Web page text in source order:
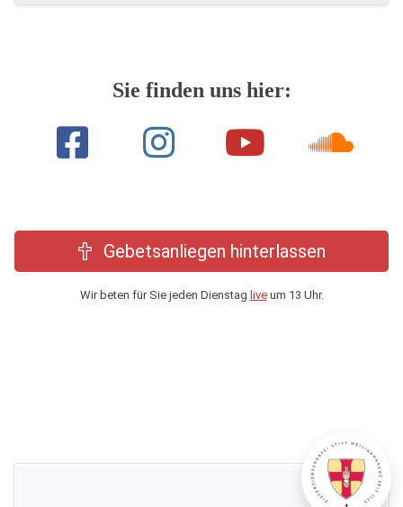
Sie finden uns hier:
Gebetsanliegen hinterlassen
Wir beten für Sie jeden Dienstag liveum 13 Uhr.